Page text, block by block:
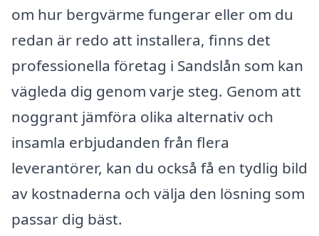
om hur bergvärme fungerar eller om du
redan är redo att installera, finns det
professionella företag i Sandslån som kan
vägleda dig genom varje steg. Genom att
noggrant jämföra olika alternativ och
insamla erbjudanden från flera
leverantörer, kan du också få en tydlig bild
av kostnaderna och välja den lösning som
passar dig bäst.